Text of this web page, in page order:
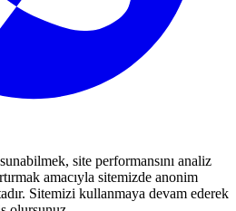
site performansını analiz
amacıyla sitemizde anonim
Sitemizi kullanmaya devam ederek